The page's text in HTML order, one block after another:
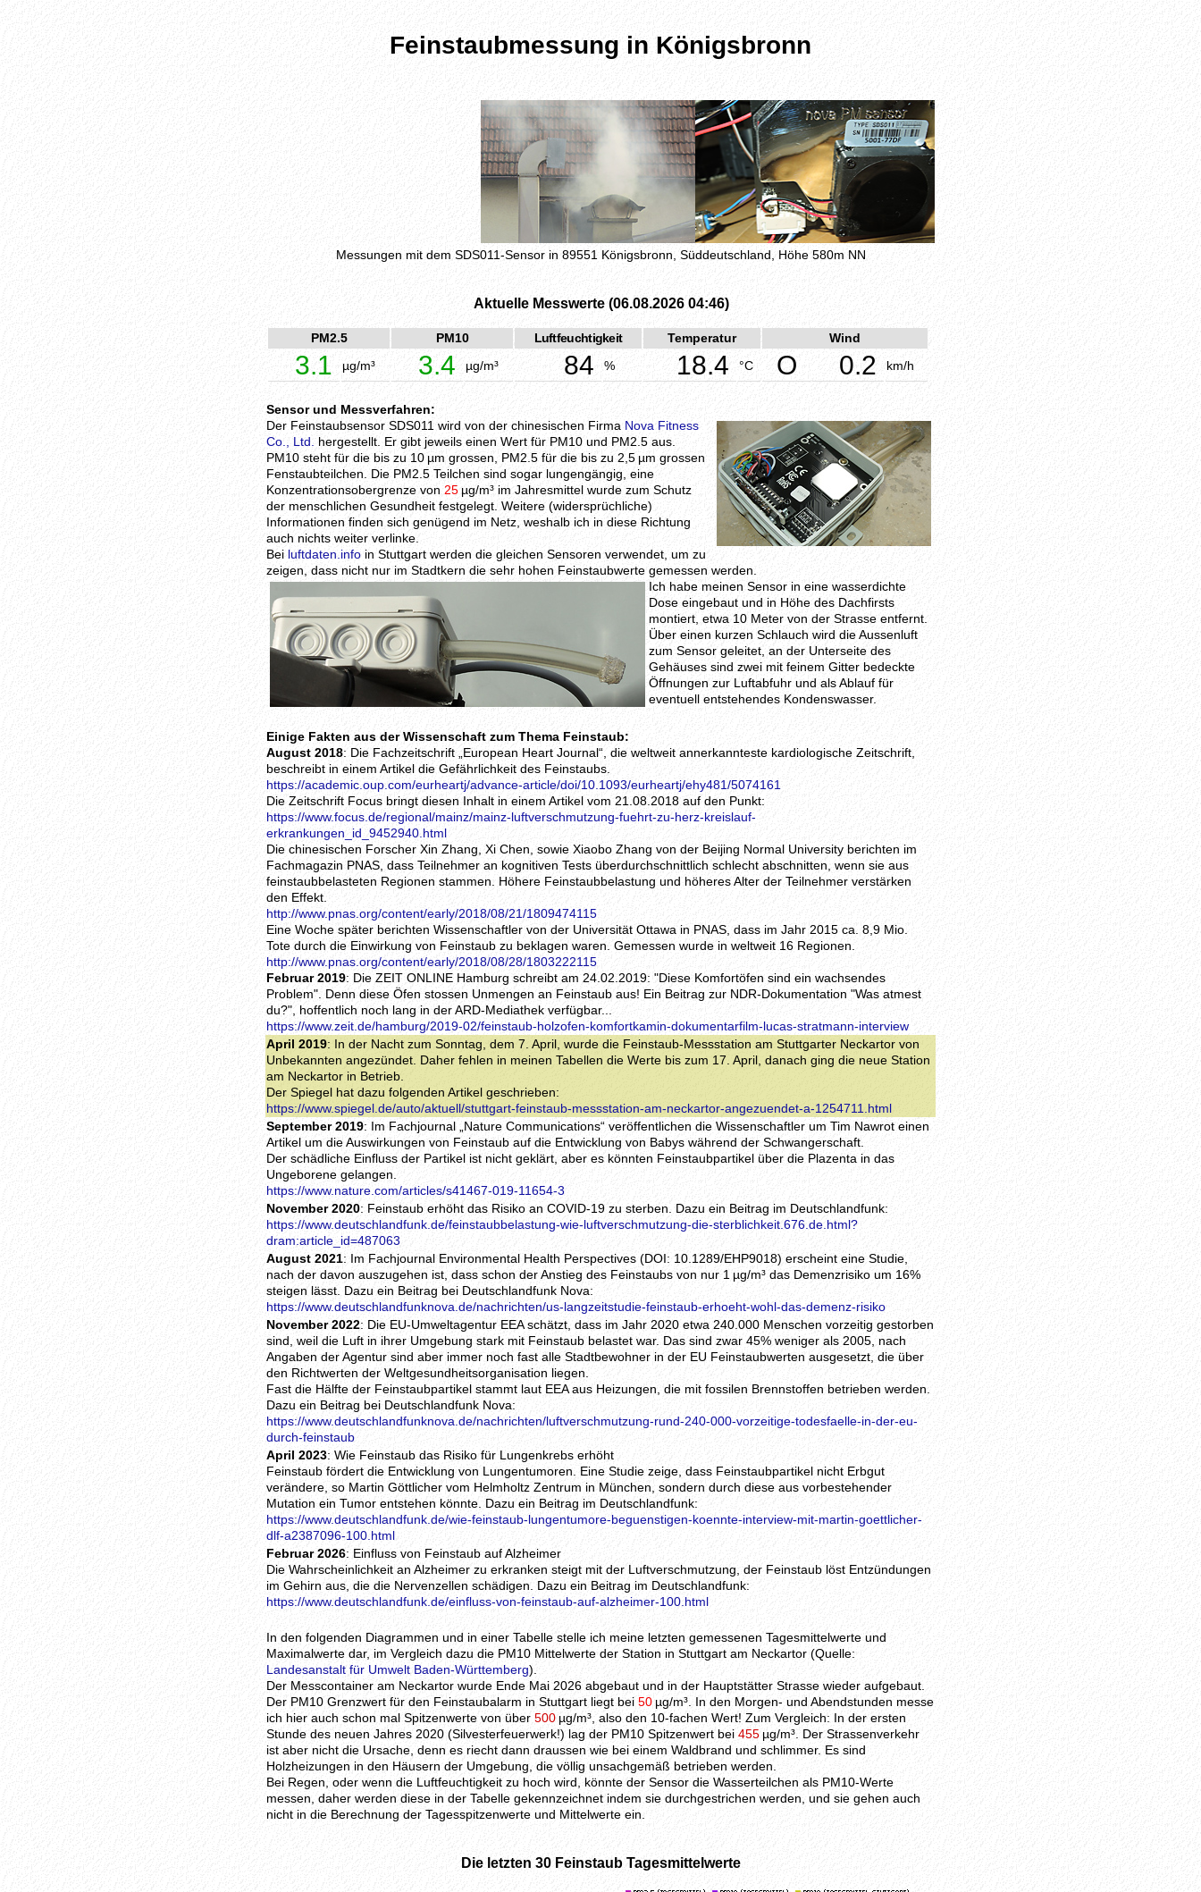
Feinstaubmessung in Königsbronn
Messungen mit dem SDS011-Sensor in 89551 Königsbronn, Süddeutschland, Höhe 580m NN
Aktuelle Messwerte (06.08.2026 04:46)
PM2.5 PM10 Luftfeuchtigkeit Temperatur Wind
3.1 µg/m³ 3.4 µg/m³ 84 % 18.4 °C O 0.2 km/h
Sensor und Messverfahren:
Der Feinstaubsensor SDS011 wird von der chinesischen Firma Nova Fitness
Co., Ltd.
hergestellt. Er gibt jeweils einen Wert für PM10 und PM2.5 aus.
PM10 steht für die bis zu 10 µm grossen, PM2.5 für die bis zu 2,5 µm grossen
Fenstaubteilchen. Die PM2.5 Teilchen sind sogar lungengängig, eine
Konzentrationsobergrenze von 25µg/m³ im Jahresmittel wurde zum Schutz
der menschlichen Gesundheit festgelegt. Weitere (widersprüchliche)
Informationen finden sich genügend im Netz, weshalb ich in diese Richtung
auch nichts weiter verlinke.
Bei luftdaten.info in Stuttgart werden die gleichen Sensoren verwendet, um zu
zeigen, dass nicht nur im Stadtkern die sehr hohen Feinstaubwerte gemessen werden.
Ich habe meinen Sensor in eine wasserdichte
Dose eingebaut und in Höhe des Dachfirsts
montiert, etwa 10 Meter von der Strasse entfernt.
Über einen kurzen Schlauch wird die Aussenluft
zum Sensor geleitet, an der Unterseite des
Gehäuses sind zwei mit feinem Gitter bedeckte
Öffnungen zur Luftabfuhr und als Ablauf für
eventuell entstehendes Kondenswasser.
Einige Fakten aus der Wissenschaft zum Thema Feinstaub:
August 2018: Die Fachzeitschrift „European Heart Journal“, die weltweit annerkannteste kardiologische Zeitschrift,
beschreibt in einem Artikel die Gefährlichkeit des Feinstaubs.
https://academic.oup.com/eurheartj/advance-article/doi/10.1093/eurheartj/ehy481/5074161
Die Zeitschrift Focus bringt diesen Inhalt in einem Artikel vom 21.08.2018 auf den Punkt:
https://www.focus.de/regional/mainz/mainz-luftverschmutzung-fuehrt-zu-herz-kreislauf-
erkrankungen_id_9452940.html
Die chinesischen Forscher Xin Zhang, Xi Chen, sowie Xiaobo Zhang von der Beijing Normal University berichten im
Fachmagazin PNAS, dass Teilnehmer an kognitiven Tests überdurchschnittlich schlecht abschnitten, wenn sie aus
feinstaubbelasteten Regionen stammen. Höhere Feinstaubbelastung und höheres Alter der Teilnehmer verstärken
den Effekt.
http://www.pnas.org/content/early/2018/08/21/1809474115
Eine Woche später berichten Wissenschaftler von der Universität Ottawa in PNAS, dass im Jahr 2015 ca. 8,9 Mio.
Tote durch die Einwirkung von Feinstaub zu beklagen waren. Gemessen wurde in weltweit 16 Regionen.
http://www.pnas.org/content/early/2018/08/28/1803222115
Februar 2019: Die ZEIT ONLINE Hamburg schreibt am 24.02.2019: "Diese Komfortöfen sind ein wachsendes
Problem". Denn diese Öfen stossen Unmengen an Feinstaub aus! Ein Beitrag zur NDR-Dokumentation "Was atmest
du?", hoffentlich noch lang in der ARD-Mediathek verfügbar...
https://www.zeit.de/hamburg/2019-02/feinstaub-holzofen-komfortkamin-dokumentarfilm-lucas-stratmann-interview
April 2019: In der Nacht zum Sonntag, dem 7. April, wurde die Feinstaub-Messstation am Stuttgarter Neckartor von
Unbekannten angezündet. Daher fehlen in meinen Tabellen die Werte bis zum 17. April, danach ging die neue Station
am Neckartor in Betrieb.
Der Spiegel hat dazu folgenden Artikel geschrieben:
https://www.spiegel.de/auto/aktuell/stuttgart-feinstaub-messstation-am-neckartor-angezuendet-a-1254711.html
September 2019: Im Fachjournal „Nature Communications“ veröffentlichen die Wissenschaftler um Tim Nawrot einen
Artikel um die Auswirkungen von Feinstaub auf die Entwicklung von Babys während der Schwangerschaft.
Der schädliche Einfluss der Partikel ist nicht geklärt, aber es könnten Feinstaubpartikel über die Plazenta in das
Ungeborene gelangen.
https://www.nature.com/articles/s41467-019-11654-3
November 2020: Feinstaub erhöht das Risiko an COVID-19 zu sterben. Dazu ein Beitrag im Deutschlandfunk:
https://www.deutschlandfunk.de/feinstaubbelastung-wie-luftverschmutzung-die-sterblichkeit.676.de.html?
dram:article_id=487063
August 2021: Im Fachjournal Environmental Health Perspectives (DOI: 10.1289/EHP9018) erscheint eine Studie,
nach der davon auszugehen ist, dass schon der Anstieg des Feinstaubs von nur 1 µg/m³ das Demenzrisiko um 16%
steigen lässt. Dazu ein Beitrag bei Deutschlandfunk Nova:
https://www.deutschlandfunknova.de/nachrichten/us-langzeitstudie-feinstaub-erhoeht-wohl-das-demenz-risiko
November 2022: Die EU-Umweltagentur EEA schätzt, dass im Jahr 2020 etwa 240.000 Menschen vorzeitig gestorben
sind, weil die Luft in ihrer Umgebung stark mit Feinstaub belastet war. Das sind zwar 45% weniger als 2005, nach
Angaben der Agentur sind aber immer noch fast alle Stadtbewohner in der EU Feinstaubwerten ausgesetzt, die über
den Richtwerten der Weltgesundheitsorganisation liegen.
Fast die Hälfte der Feinstaubpartikel stammt laut EEA aus Heizungen, die mit fossilen Brennstoffen betrieben werden.
Dazu ein Beitrag bei Deutschlandfunk Nova:
https://www.deutschlandfunknova.de/nachrichten/luftverschmutzung-rund-240-000-vorzeitige-todesfaelle-in-der-eu-
durch-feinstaub
April 2023: Wie Feinstaub das Risiko für Lungenkrebs erhöht
Feinstaub fördert die Entwicklung von Lungentumoren. Eine Studie zeige, dass Feinstaubpartikel nicht Erbgut
verändere, so Martin Göttlicher vom Helmholtz Zentrum in München, sondern durch diese aus vorbestehender
Mutation ein Tumor entstehen könnte. Dazu ein Beitrag im Deutschlandfunk:
https://www.deutschlandfunk.de/wie-feinstaub-lungentumore-beguenstigen-koennte-interview-mit-martin-goettlicher-
dlf-a2387096-100.html
Februar 2026: Einfluss von Feinstaub auf Alzheimer
Die Wahrscheinlichkeit an Alzheimer zu erkranken steigt mit der Luftverschmutzung, der Feinstaub löst Entzündungen
im Gehirn aus, die die Nervenzellen schädigen. Dazu ein Beitrag im Deutschlandfunk:
https://www.deutschlandfunk.de/einfluss-von-feinstaub-auf-alzheimer-100.html
In den folgenden Diagrammen und in einer Tabelle stelle ich meine letzten gemessenen Tagesmittelwerte und
Maximalwerte dar, im Vergleich dazu die PM10 Mittelwerte der Station in Stuttgart am Neckartor (Quelle:
Landesanstalt für Umwelt Baden-Württemberg).
Der Messcontainer am Neckartor wurde Ende Mai 2026 abgebaut und in der Hauptstätter Strasse wieder aufgebaut.
Der PM10 Grenzwert für den Feinstaubalarm in Stuttgart liegt bei 50 µg/m³. In den Morgen- und Abendstunden messe
ich hier auch schon mal Spitzenwerte von über 500µg/m³, also den 10-fachen Wert! Zum Vergleich: In der ersten
Stunde des neuen Jahres 2020 (Silvesterfeuerwerk!) lag der PM10 Spitzenwert bei 455µg/m³. Der Strassenverkehr
ist aber nicht die Ursache, denn es riecht dann draussen wie bei einem Waldbrand und schlimmer. Es sind
Holzheizungen in den Häusern der Umgebung, die völlig unsachgemäß betrieben werden.
Bei Regen, oder wenn die Luftfeuchtigkeit zu hoch wird, könnte der Sensor die Wasserteilchen als PM10-Werte
messen, daher werden diese in der Tabelle gekennzeichnet indem sie durchgestrichen werden, und sie gehen auch
nicht in die Berechnung der Tagesspitzenwerte und Mittelwerte ein.
Die letzten 30 Feinstaub Tagesmittelwerte